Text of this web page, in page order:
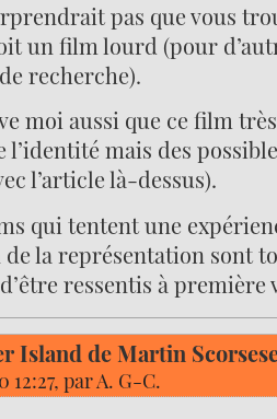
pas que vous
un film lourd (pour
recherche).
moi aussi que ce film
l’identité mais des
l’article là-dessus).
qui tentent une
de la représentation sont
ressentis à première
Island de Martin
12:27, parA. G-C.